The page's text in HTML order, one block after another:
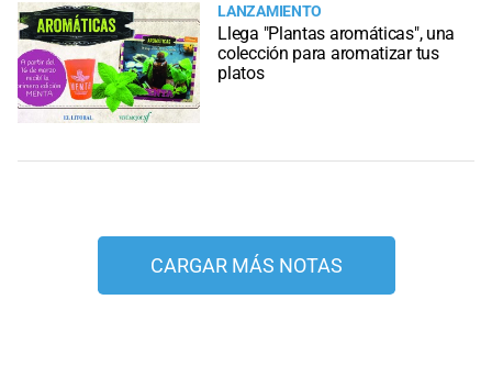
LANZAMIENTO
Llega "Plantas aromáticas", una
colección para aromatizar tus
platos
CARGAR MÁS NOTAS